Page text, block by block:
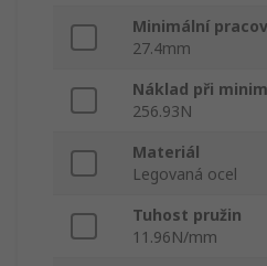
Minimální
27.4mm
Náklad při
256.93N
Materiál
Legovaná ocel
Tuhost pružin
11.96N/mm